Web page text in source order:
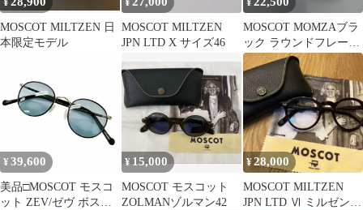
MOSCOT MILTZEN 日
本限定モデル
MOSCOT MILTZEN
JPN LTD X サイズ46
MOSCOT MOMZAブラ
ック ラウンドフレー
ム 値下げしました。
¥ 39,600
美品□MOSCOT モスコ
ット ZEV/ゼヴ ボスト
¥15,000
MOSCOT モスコット
ZOLMANゾルマン42
¥28,000
MOSCOT MILTZEN
JPN LTD Ⅵ ミルゼン